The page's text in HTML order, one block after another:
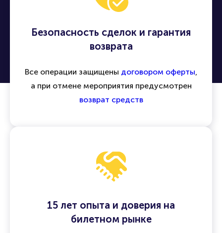
Безопасность сделок и гарантия
возврата
Все операции защищены договором оферты,
а при отмене мероприятия предусмотрен
возврат средств
15 лет опыта и доверия на
билетном рынке